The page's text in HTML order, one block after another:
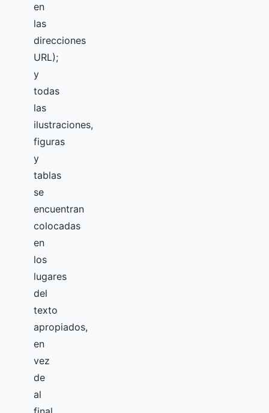
en
las
direcciones
URL);
y
todas
las
ilustraciones,
figuras
y
tablas
se
encuentran
colocadas
en
los
lugares
del
texto
apropiados,
en
vez
de
al